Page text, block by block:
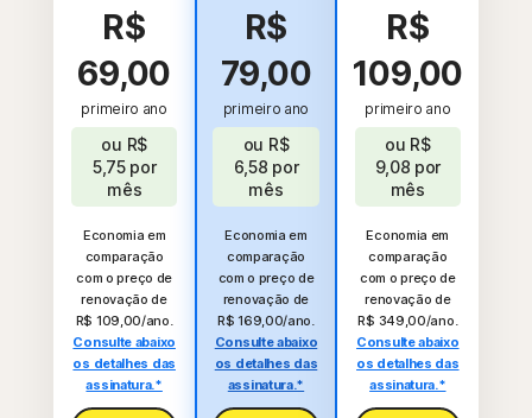
R$
69,00
primeiro ano
ou R$
5,75 por
mês
Economia em
comparação
com o preço de
renovação de
R$ 109,00/ano.
Consulte abaixo
os detalhes das
assinatura.*
R$
79,00
primeiro ano
ou R$
6,58 por
mês
Economia em
comparação
com o preço de
renovação de
R$ 169,00/ano.
Consulte abaixo
os detalhes das
assinatura.*
R$
109,00
primeiro ano
ou R$
9,08 por
mês
Economia em
comparação
com o preço de
renovação de
R$ 349,00/ano.
Consulte abaixo
os detalhes das
assinatura.*